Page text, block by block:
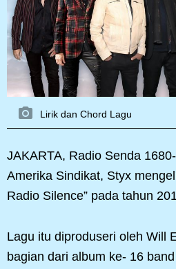
Lirik dan Chord Lagu
JAKARTA, Radio Senda
Amerika Sindikat, Styx
Radio Silence” pada tahun
Lagu itu diproduseri oleh Will
bagian dari album ke- 16